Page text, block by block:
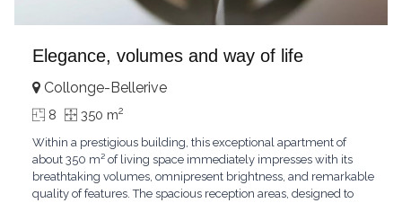
Elegance, volumes and way of life
Collonge-Bellerive
8 350 m2
Within a prestigious building, this exceptional apartment of
about 350 m² of living space immediately impresses with its
breathtaking volumes, omnipresent brightness, and remarkable
quality of features. The spacious reception areas, designed to